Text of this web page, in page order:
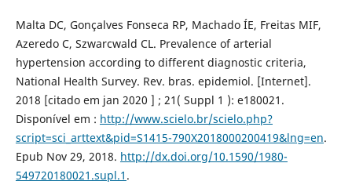
Malta DC, Gonçalves Fonseca RP, Machado ÍE, Freitas MIF,
Azeredo C, Szwarcwald CL. Prevalence of arterial
hypertension according to different diagnostic criteria,
National Health Survey. Rev. bras. epidemiol. [Internet].
2018 [citado em jan 2020 ] ; 21( Suppl 1 ): e180021.
Disponível em : http://www.scielo.br/scielo.php?
script=sci_arttext&pid=S1415-790X2018000200419&lng=en.
Epub Nov 29, 2018. http://dx.doi.org/10.1590/1980-
549720180021.supl.1 .